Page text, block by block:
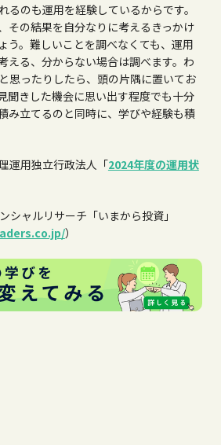
るのも運用を経験しているからです。
その結果を自分なりに考えるきっかけ
う。難しいことを調べなくても、運用
える、分からない場合は調べます。わ
思ったりしたら、頭の片隅に置いてお
聞きした機会に思い出す程度でも十分
み立てるのと同時に、学びや経験も積
運用独立行政法人「2024年度の運用状
シャルリサーチ「いまから投資」
）